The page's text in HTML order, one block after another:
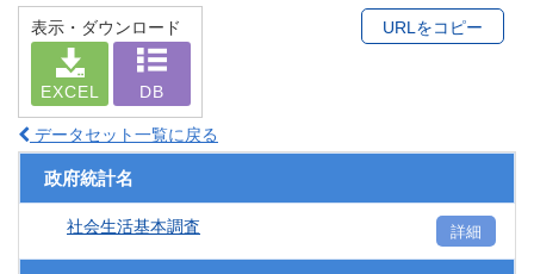
表示・ダウンロード
EXCEL DB
URLをコピー
データセット一覧に戻る
政府統計名
社会生活基本調査 詳細